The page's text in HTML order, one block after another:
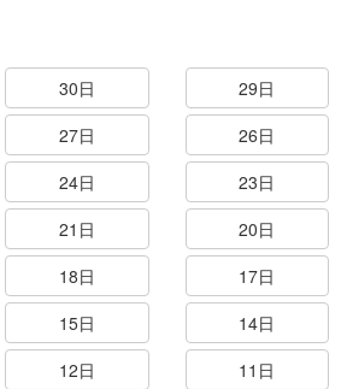
30日
29日
27日
26日
24日
23日
21日
20日
18日
17日
15日
14日
12日
11日